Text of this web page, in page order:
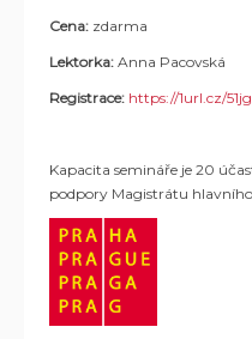
Cena: zdarma
Lektorka: Anna Pacovská
Registrace: https://1url.cz/
Kapacita semináře je 20
podpory Magistrátu